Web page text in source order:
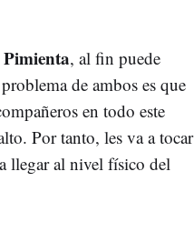
Pimienta, al fin puede
de ambos es que
en todo este
Por tanto, les va a tocar
llegar al nivel físico del